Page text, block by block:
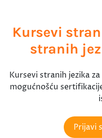
Kursevi
stranih
Kursevi stranih jezika
mogućnošću
Prijavi